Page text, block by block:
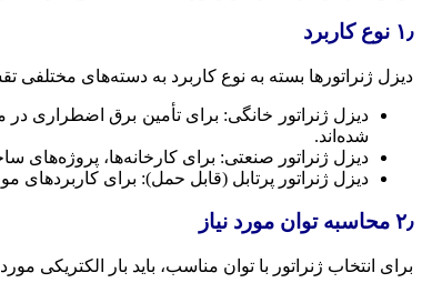
۱٫ نوع کاربرد
دیزل ژنراتورها بسته به نوع کاربرد به دسته‌های مختلفی
شده‌اند.
دیزل ژنراتور صنعتی: برای کارخانه‌ها، پروژه‌های ساختمانی، بیمارستان‌ها،
دیزل ژنراتور پرتابل (قابل حمل): برای کاربردهای
۲٫ محاسبه توان مورد نیاز
برای انتخاب ژنراتور با توان مناسب، باید بار الکتریکی